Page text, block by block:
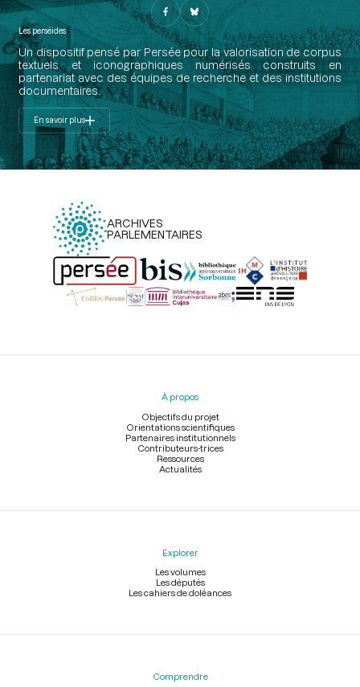
Les perséides
Un dispositif pensé par Persée pour la valorisation de corpus
textuels et iconographiques numérisés construits en
partenariat avec des équipes de recherche et des institutions
documentaires.
En savoir plus
ARCHIVES
PARLEMENTAIRES
Menu
À propos
Objectifs du projet
Orientations scientifiques
Partenaires institutionnels
Contributeurs-trices
Ressources
Actualités
Explorer
Les volumes
Les députés
Les cahiers de doléances
Comprendre